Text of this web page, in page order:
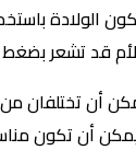
الولادة
قد تشعر بضغط
أن تختلفان
أن تكون